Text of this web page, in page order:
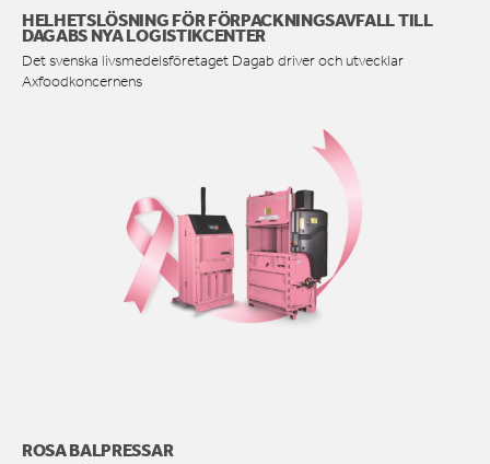
HELHETSLÖSNING FÖR FÖRPACKNINGSAVFALL TILL
DAGABS NYA LOGISTIKCENTER
Det svenska livsmedelsföretaget Dagab driver och utvecklar
Axfoodkoncernens
ROSA BALPRESSAR